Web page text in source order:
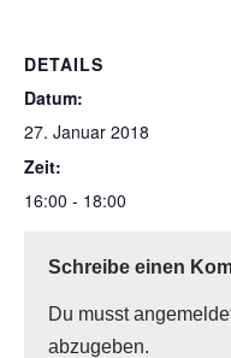
DETAILS
Datum:
27. Januar 2018
Zeit:
16:00 - 18:00
Schreibe einen
Du musst
abzugeben.